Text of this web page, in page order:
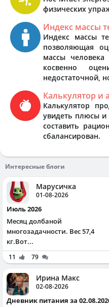
физических
Индекс массы
Индекс массы
позволяющая
массы
косвенно
недостаточной,
Калькулятор и
Калькулятор
увидеть плюсы
составить
сбалансирован.
Интересные блоги
Марусичка
01-08-2026
Июль 2026
Месяц долбаной
многозадачности. Вес 57,4
кг.Вот...
11 79
Ирина Макс
02-08-2026
Дневник питания за